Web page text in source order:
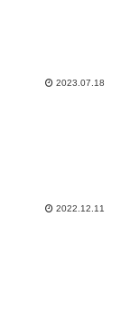
2023.07.18
2022.12.11